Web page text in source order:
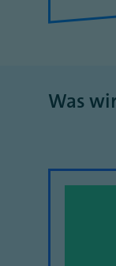
Was